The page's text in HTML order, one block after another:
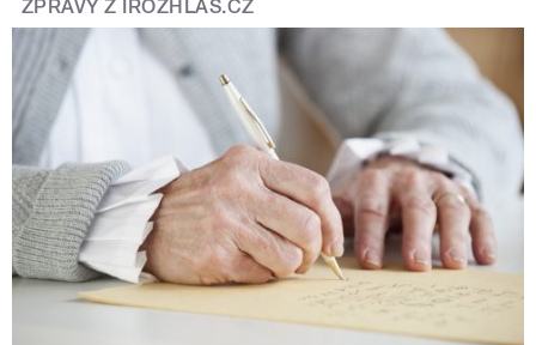
ZPRÁVY Z IROZHLAS.CZ